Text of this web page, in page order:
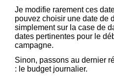
Je modifie rarement ces
pouvez choisir une date de
simplement sur la case de
dates pertinentes pour le
campagne.
Sinon, passons au dernier
: le budget journalier.